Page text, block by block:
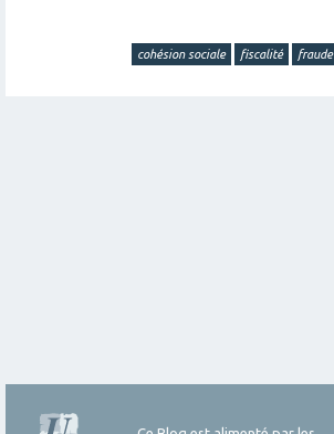
cohésion sociale fiscalité fraude